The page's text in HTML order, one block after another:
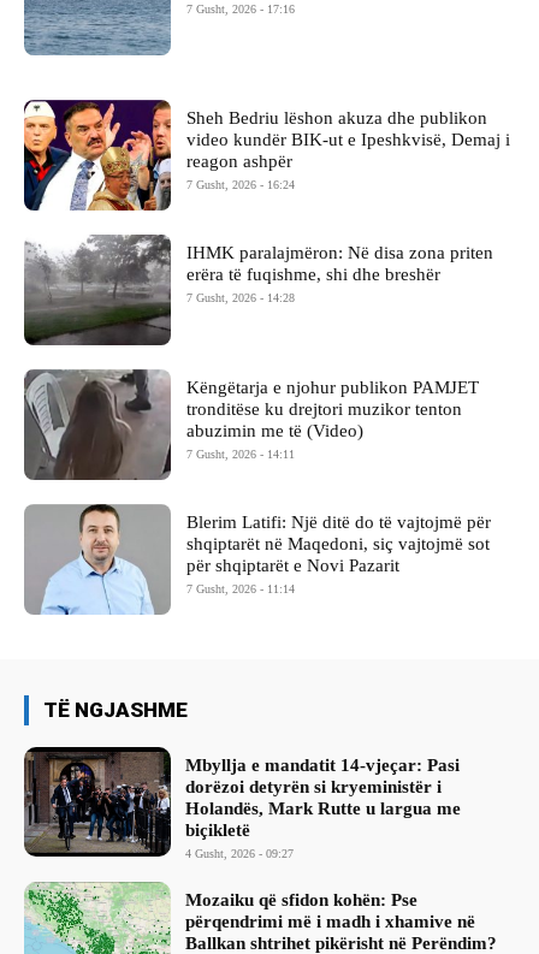
7 Gusht, 2026 - 17:16
Sheh Bedriu lëshon akuza dhe publikon
video kundër BIK-ut e Ipeshkvisë, Demaj i
reagon ashpër
7 Gusht, 2026 - 16:24
IHMK paralajmëron: Në disa zona priten
erëra të fuqishme, shi dhe breshër
7 Gusht, 2026 - 14:28
Këngëtarja e njohur publikon PAMJET
tronditëse ku drejtori muzikor tenton
abuzimin me të (Video)
7 Gusht, 2026 - 14:11
Blerim Latifi: Një ditë do të vajtojmë për
shqiptarët në Maqedoni, siç vajtojmë sot
për shqiptarët e Novi Pazarit
7 Gusht, 2026 - 11:14
TË NGJASHME
Mbyllja e mandatit 14-vjeçar: Pasi
dorëzoi detyrën si kryeministër i
Holandës, Mark Rutte u largua me
biçikletë
4 Gusht, 2026 - 09:27
Mozaiku që sfidon kohën: Pse
përqendrimi më i madh i xhamive në
Ballkan shtrihet pikërisht në Perëndim?